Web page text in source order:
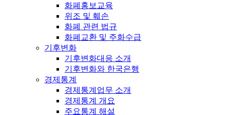
화폐홍보교육
위조 및 훼손
화폐 관련 법규
화폐교환 및 주화수급
기후변화
기후변화대응 소개
기후변화와 한국은행
경제통계
경제통계업무 소개
경제통계 개요
주요통계 해설